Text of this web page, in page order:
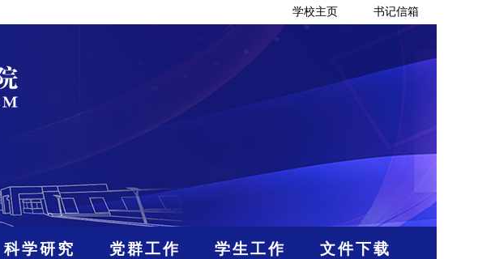
学校主页 书记信箱
科学研究 党群工作 学生工作 文件下载